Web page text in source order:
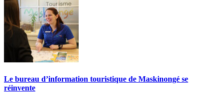
Le bureau d’information touristique de Maskinongé se
réinvente